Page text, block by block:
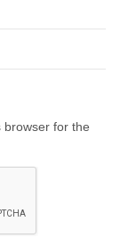
browser for the